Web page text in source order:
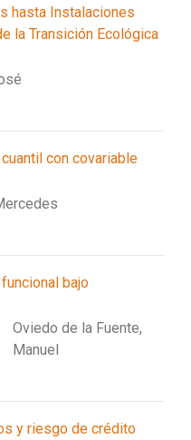
hasta Instalaciones
la Transición Ecológica
con covariable
bajo
Oviedo de la Fuente,
Manuel
y riesgo de crédito